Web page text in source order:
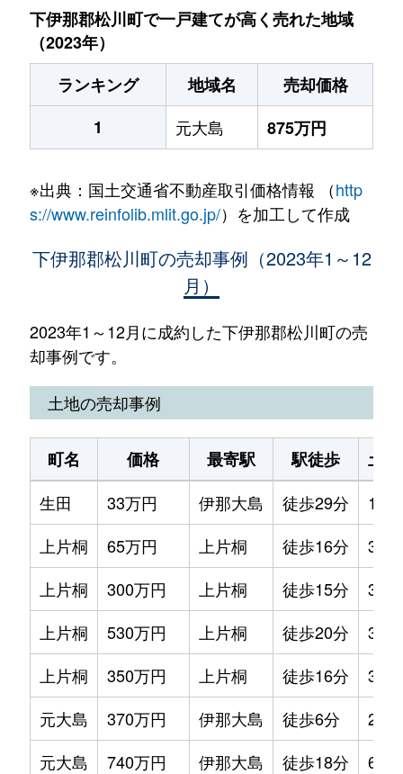
下伊那郡松川町で一戸建てが高く売れた地域
（2023年）
ランキング
地域名
売却価格
1
元大島 875万円
※出典：国土交通省不動産取引価格情報 （http
s://www.reinfolib.mlit.go.jp/）を加工して作成
下伊那郡松川町の売却事例（2023年1～12
月）
2023年1～12月に成約した下伊那郡松川町の売
却事例です。
土地の売却事例
町名 価格 最寄駅 駅徒歩
土
生田
33万円 伊那大島 徒歩29分
上片桐
65万円 上片桐 徒歩16分
上片桐
300万円 上片桐 徒歩15分
上片桐
530万円 上片桐 徒歩20分
上片桐
350万円 上片桐 徒歩16分
元大島
370万円 伊那大島 徒歩6分
元大島
740万円 伊那大島 徒歩18分